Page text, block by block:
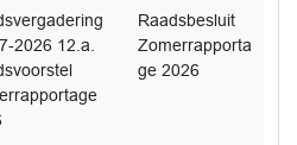
2026 12.a.
Raadsbesluit
Zomerrapporta
ge 2026